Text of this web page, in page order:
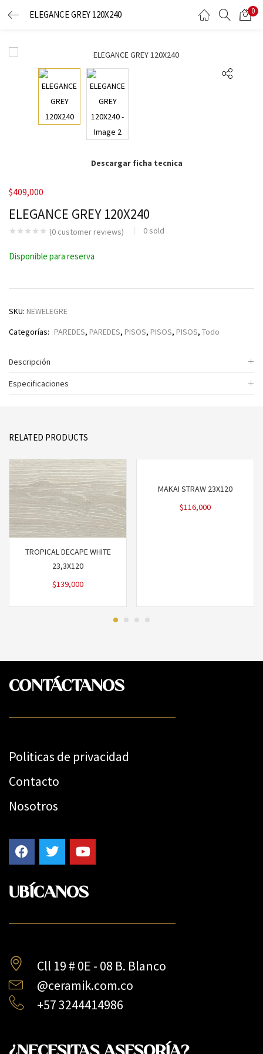
ELEGANCE GREY 120X240 0
LOGIN
Enter your username and password to login.
Descargar ficha tecnica
ELEGANCE GREY 120X240
(0 customer reviews) 0 sold
$409,000
Disponible para reserva
SKU: NEWELEGRE
Categorías: PAREDES, PAREDES, PISOS, PISOS, PISOS, Todo
Descripción
Especificaciones
RELATED PRODUCTS
TROPICAL DECAPE WHITE
23,3X120
$139,000
MAKAI STRAW 23X120
$116,000
CONTÁCTANOS
Politicas de privacidad
Contacto
Nosotros
UBÍCANOS
Cll 19 # 0E - 08 B. Blanco
@ceramik.com.co
+57 3244414986